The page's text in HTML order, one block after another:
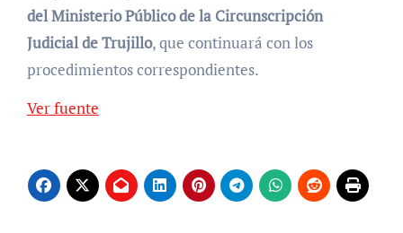
del Ministerio Público de la Circunscripción
Judicial de Trujillo, que continuará con los
procedimientos correspondientes.
Ver fuente